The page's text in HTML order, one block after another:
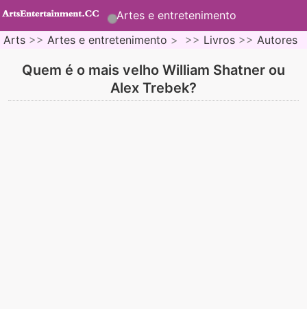
Artes e entretenimento
Arts >> Artes e entretenimento > >> Livros >> Autores
Quem é o mais velho William Shatner ou
Alex Trebek?